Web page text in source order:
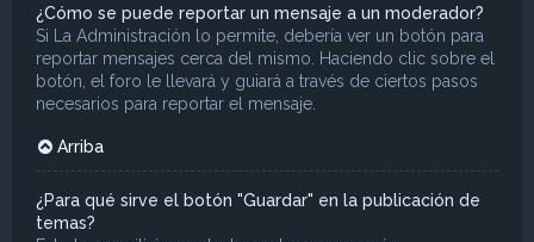
¿Cómo se puede reportar un mensaje a un moderador?
Si La Administración lo permite, debería ver un botón para
reportar mensajes cerca del mismo. Haciendo clic sobre el
botón, el foro le llevará y guiará a través de ciertos pasos
necesarios para reportar el mensaje.
Arriba
¿Para qué sirve el botón "Guardar" en la publicación de
temas?